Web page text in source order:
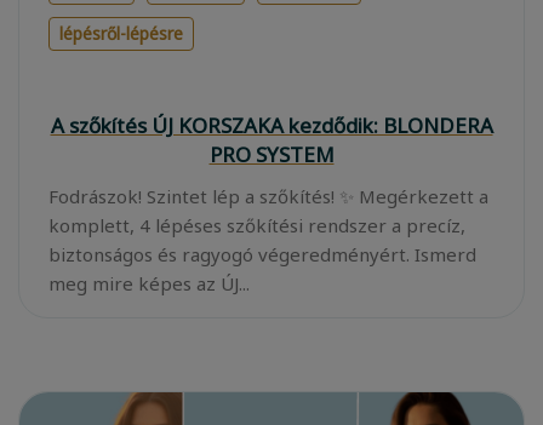
lépésről-lépésre
A szőkítés ÚJ KORSZAKA kezdődik: BLONDERA
PRO SYSTEM
Fodrászok! Szintet lép a szőkítés! ✨ Megérkezett a
komplett, 4 lépéses szőkítési rendszer a precíz,
biztonságos és ragyogó végeredményért. Ismerd
meg mire képes az ÚJ...